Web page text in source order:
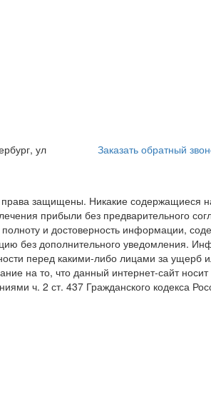
ул
Заказать обратный
защищены. Никакие содержащиеся
прибыли без
и достоверность информации,
без дополнительного уведомления.
перед какими-либо лицами за ущерб
на то, что данный интернет-сайт
ч. 2 ст. 437 Гражданского